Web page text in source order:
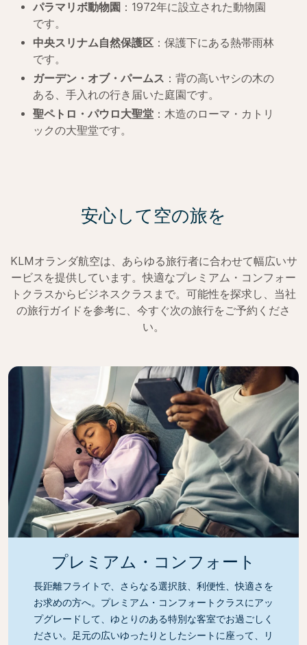
パラマリボ動物園 ：1972年に設立された動物園
です。
中央スリナム自然保護区 ：保護下にある熱帯雨林
です。
ガーデン・オブ・パームス ：背の高いヤシの木の
ある、手入れの行き届いた庭園です。
聖ペトロ・パウロ大聖堂 ：木造のローマ・カトリ
ックの大聖堂です。
安心して空の旅を
KLMオランダ航空は、あらゆる旅行者に合わせて幅広いサ
ービスを提供しています。快適なプレミアム・コンフォー
トクラスからビジネスクラスまで。可能性を探求し、当社
の旅行ガイドを参考に、今すぐ次の旅行をご予約くださ
い。
プレミアム・コンフォート
長距離フライトで、さらなる選択肢、利便性、快適さを
お求めの方へ。プレミアム・コンフォートクラスにアッ
プグレードして、ゆとりのある特別な客室でお過ごしく
ださい。足元の広いゆったりとしたシートに座って、リ